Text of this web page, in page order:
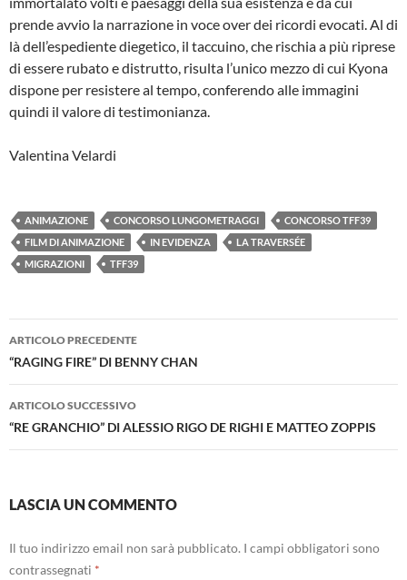
prende avvio la narrazione in voce over dei ricordi evocati. Al di
là dell’espediente diegetico, il taccuino, che rischia a più riprese
di essere rubato e distrutto, risulta l’unico mezzo di cui Kyona
dispone per resistere al tempo, conferendo alle immagini
quindi il valore di testimonianza.
Valentina Velardi
ANIMAZIONE CONCORSO LUNGOMETRAGGI
CONCORSO TFF39
FILM DI ANIMAZIONE
IN EVIDENZA
LA TRAVERSÉE
MIGRAZIONI
TFF39
Navigazione
articolo
ARTICOLO PRECEDENTE
“RAGING FIRE” DI BENNY CHAN
ARTICOLO SUCCESSIVO
“RE GRANCHIO” DI ALESSIO RIGO DE RIGHI E MATTEO ZOPPIS
LASCIA UN COMMENTO
Il tuo indirizzo email non sarà pubblicato. I campi obbligatori sono
contrassegnati *